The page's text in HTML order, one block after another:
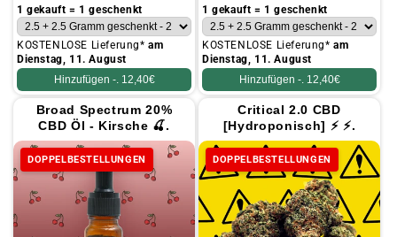
Preis
1 gekauft = 1 geschenkt
KOSTENLOSE Lieferung*am
Dienstag, 11. August
Hinzufügen -. 12,40€
Preis
1 gekauft = 1 geschenkt
KOSTENLOSE Lieferung*am
Dienstag, 11. August
Hinzufügen -. 12,40€
Broad Spectrum 20%
CBD Öl - Kirsche 🍒.
DOPPELBESTELLUNGEN
Critical 2.0 CBD
[Hydroponisch] ⚡ ⚡.
DOPPELBESTELLUNGEN